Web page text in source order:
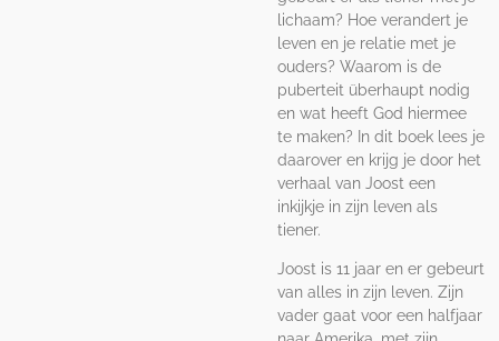
lichaam? Hoe verandert je
leven en je relatie met je
ouders? Waarom is de
puberteit überhaupt nodig
en wat heeft God hiermee
te maken? In dit boek lees je
daarover en krijg je door het
verhaal van Joost een
inkijkje in zijn leven als
tiener.
Joost is 11 jaar en er gebeurt
van alles in zijn leven. Zijn
vader gaat voor een halfjaar